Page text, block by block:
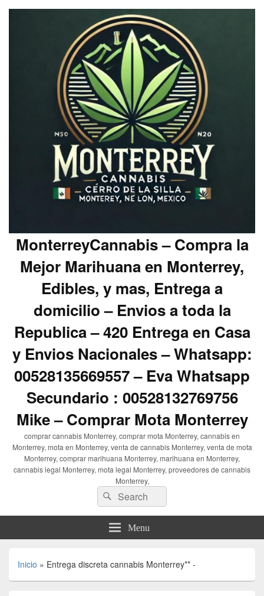
MonterreyCannabis – Compra la
Mejor Marihuana en Monterrey,
Edibles, y mas, Entrega a
domicilio – Envios a toda la
Republica – 420 Entrega en Casa
y Envios Nacionales – Whatsapp:
00528135669557 – Eva Whatsapp
Secundario : 00528132769756
Mike – Comprar Mota Monterrey
comprar cannabis Monterrey, comprar mota Monterrey, cannabis en
Monterrey, mota en Monterrey, venta de cannabis Monterrey, venta de mota
Monterrey, comprar marihuana Monterrey, marihuana en Monterrey,
cannabis legal Monterrey, mota legal Monterrey, proveedores de cannabis
Monterrey,
Search
for:
Search
Menu
Inicio » Entrega discreta cannabis Monterrey** -